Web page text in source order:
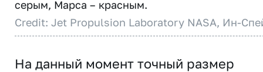
серым, Марса – красным.
Credit: Jet Propulsion Laboratory NASA, Ин-
На данный момент точный размер